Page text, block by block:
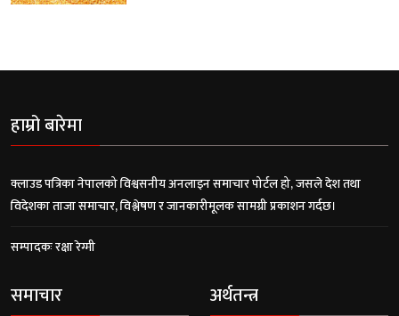
हाम्रो बारेमा
क्लाउड पत्रिका नेपालको विश्वसनीय अनलाइन समाचार पोर्टल हो, जसले देश तथा
विदेशका ताजा समाचार, विश्लेषण र जानकारीमूलक सामग्री प्रकाशन गर्दछ।
सम्पादकः रक्षा रेग्मी
समाचार अर्थतन्त्र